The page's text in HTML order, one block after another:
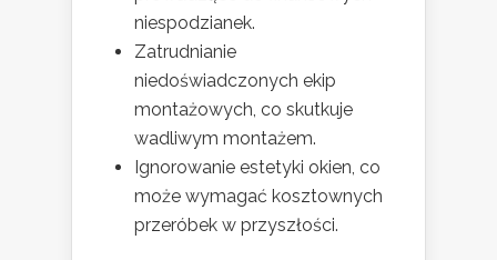
niespodzianek.
Zatrudnianie
niedoświadczonych ekip
montażowych, co skutkuje
wadliwym montażem.
Ignorowanie estetyki okien, co
może wymagać kosztownych
przeróbek w przyszłości.